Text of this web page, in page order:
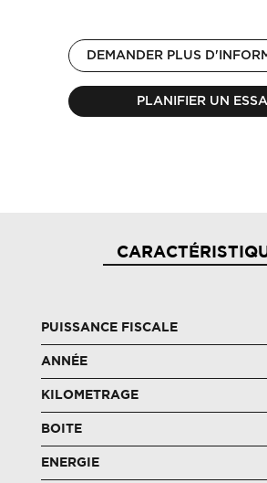
DEMANDER PLUS
PLANIFIER UN ESSAI
PUISSANCE FISCALE
ANNÉE
KILOMETRAGE
BOITE
ENERGIE